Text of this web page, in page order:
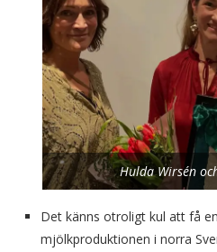
Hulda Wirsén
Det känns otroligt kul att få
mjölkproduktionen i norra